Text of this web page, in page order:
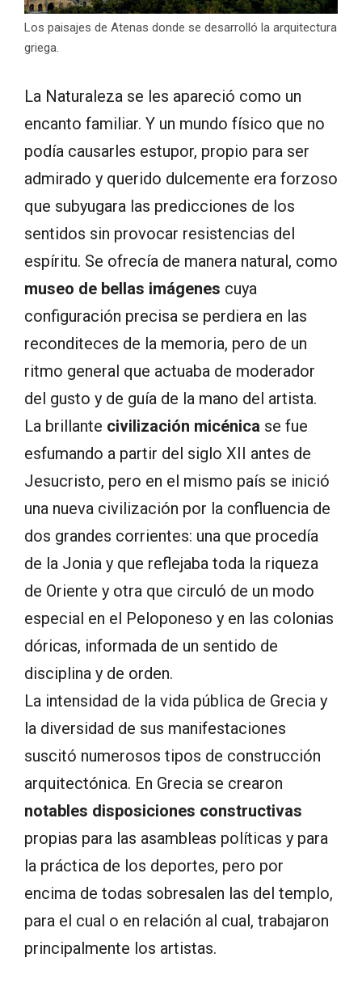
Los paisajes de Atenas donde se desarrolló la arquitectura
griega.
La Naturaleza se les apareció como un
encanto familiar. Y un mundo físico que no
podía causarles estupor, propio para ser
admirado y querido dulcemente era forzoso
que subyugara las predicciones de los
sentidos sin provocar resistencias del
espíritu. Se ofrecía de manera natural, como
museo de bellas imágenes cuya
configuración precisa se perdiera en las
reconditeces de la memoria, pero de un
ritmo general que actuaba de moderador
del gusto y de guía de la mano del artista.
La brillante civilización micénica se fue
esfumando a partir del siglo XII antes de
Jesucristo, pero en el mismo país se inició
una nueva civilización por la confluencia de
dos grandes corrientes: una que procedía
de la Jonia y que reflejaba toda la riqueza
de Oriente y otra que circuló de un modo
especial en el Peloponeso y en las colonias
dóricas, informada de un sentido de
disciplina y de orden.
La intensidad de la vida pública de Grecia y
la diversidad de sus manifestaciones
suscitó numerosos tipos de construcción
arquitectónica. En Grecia se crearon
notables disposiciones constructivas
propias para las asambleas políticas y para
la práctica de los deportes, pero por
encima de todas sobresalen las del templo,
para el cual o en relación al cual, trabajaron
principalmente los artistas.